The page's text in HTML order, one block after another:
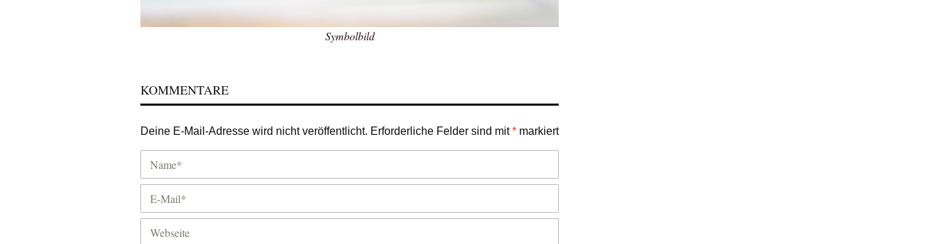
Symbolbild
KOMMENTARE
Deine E-Mail-Adresse wird nicht veröffentlicht. Erforderliche Felder sind mit* markiert